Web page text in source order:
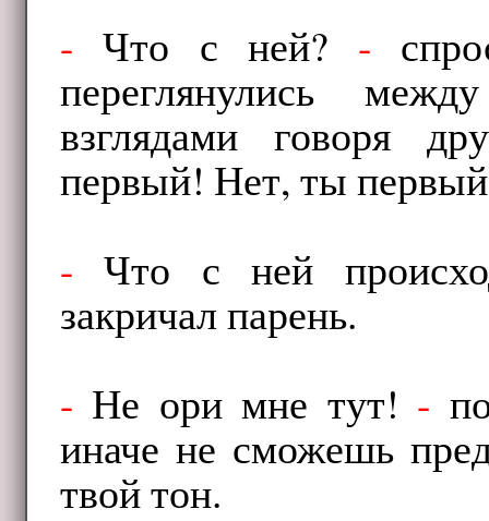
- Что с ней? -
переглянулись
взглядами говоря
первый! Нет, ты
- Что с ней
закричал парень.
- Не ори мне тут! -
иначе не сможешь
твой тон.